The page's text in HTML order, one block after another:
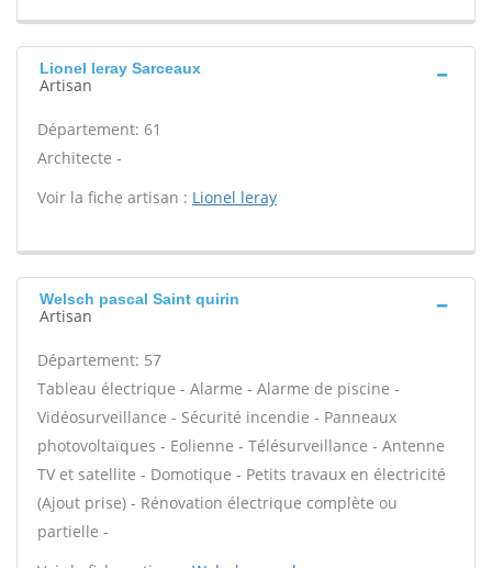
Lionel leray Sarceaux
Artisan
Département: 61
Architecte -
Voir la fiche artisan : Lionel leray
Welsch pascal Saint quirin
Artisan
Département: 57
Tableau électrique - Alarme - Alarme de piscine -
Vidéosurveillance - Sécurité incendie - Panneaux
photovoltaïques - Eolienne - Télésurveillance - Antenne
TV et satellite - Domotique - Petits travaux en électricité
(Ajout prise) - Rénovation électrique complète ou
partielle -